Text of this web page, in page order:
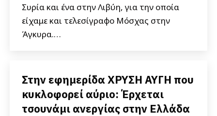
Συρία και ένα στην Λιβύη, για την οποία
είχαμε και τελεσίγραφο Μόσχας στην
Άγκυρα.…
Στην εφημερίδα ΧΡΥΣΗ ΑΥΓΗ που
κυκλοφορεί αύριο: Έρχεται
τσουνάμι ανεργίας στην Ελλάδα